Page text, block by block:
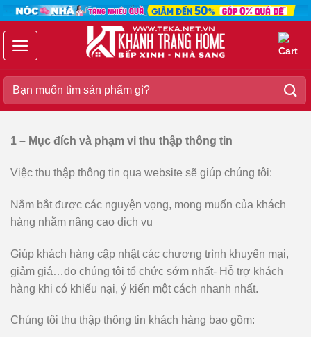
Chuyển
nội
dung
Search
1 – Mục đích và phạm vi thu thập thông tin
Việc thu thập thông tin qua website sẽ giúp chúng tôi:
Nắm bắt được các nguyện vọng, mong muốn của khách
hàng nhằm nâng cao dịch vụ
Giúp khách hàng cập nhật các chương trình khuyến mại,
giảm giá…do chúng tôi tổ chức sớm nhất- Hỗ trợ khách
hàng khi có khiếu nại, ý kiến một cách nhanh nhất.
Chúng tôi thu thập thông tin khách hàng bao gồm: